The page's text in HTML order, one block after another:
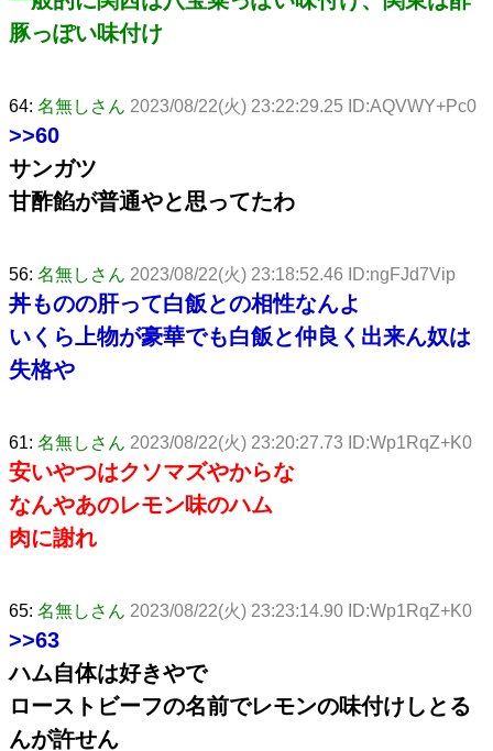
豚っぽい味付け
64: 名無しさん 2023/08/22(火) 23:22:29.25 ID:AQVWY+Pc0
>>60
サンガツ
甘酢餡が普通やと思ってたわ
56: 名無しさん 2023/08/22(火) 23:18:52.46 ID:ngFJd7Vip
丼ものの肝って白飯との相性なんよ
いくら上物が豪華でも白飯と仲良く出来ん奴は
失格や
61: 名無しさん 2023/08/22(火) 23:20:27.73 ID:Wp1RqZ+K0
安いやつはクソマズやからな
なんやあのレモン味のハム
肉に謝れ
65: 名無しさん 2023/08/22(火) 23:23:14.90 ID:Wp1RqZ+K0
>>63
ハム自体は好きやで
ローストビーフの名前でレモンの味付けしとる
んが許せん